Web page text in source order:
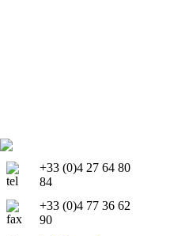
+33 (0)4 27 64 80
84
+33 (0)4 77 36 62
90